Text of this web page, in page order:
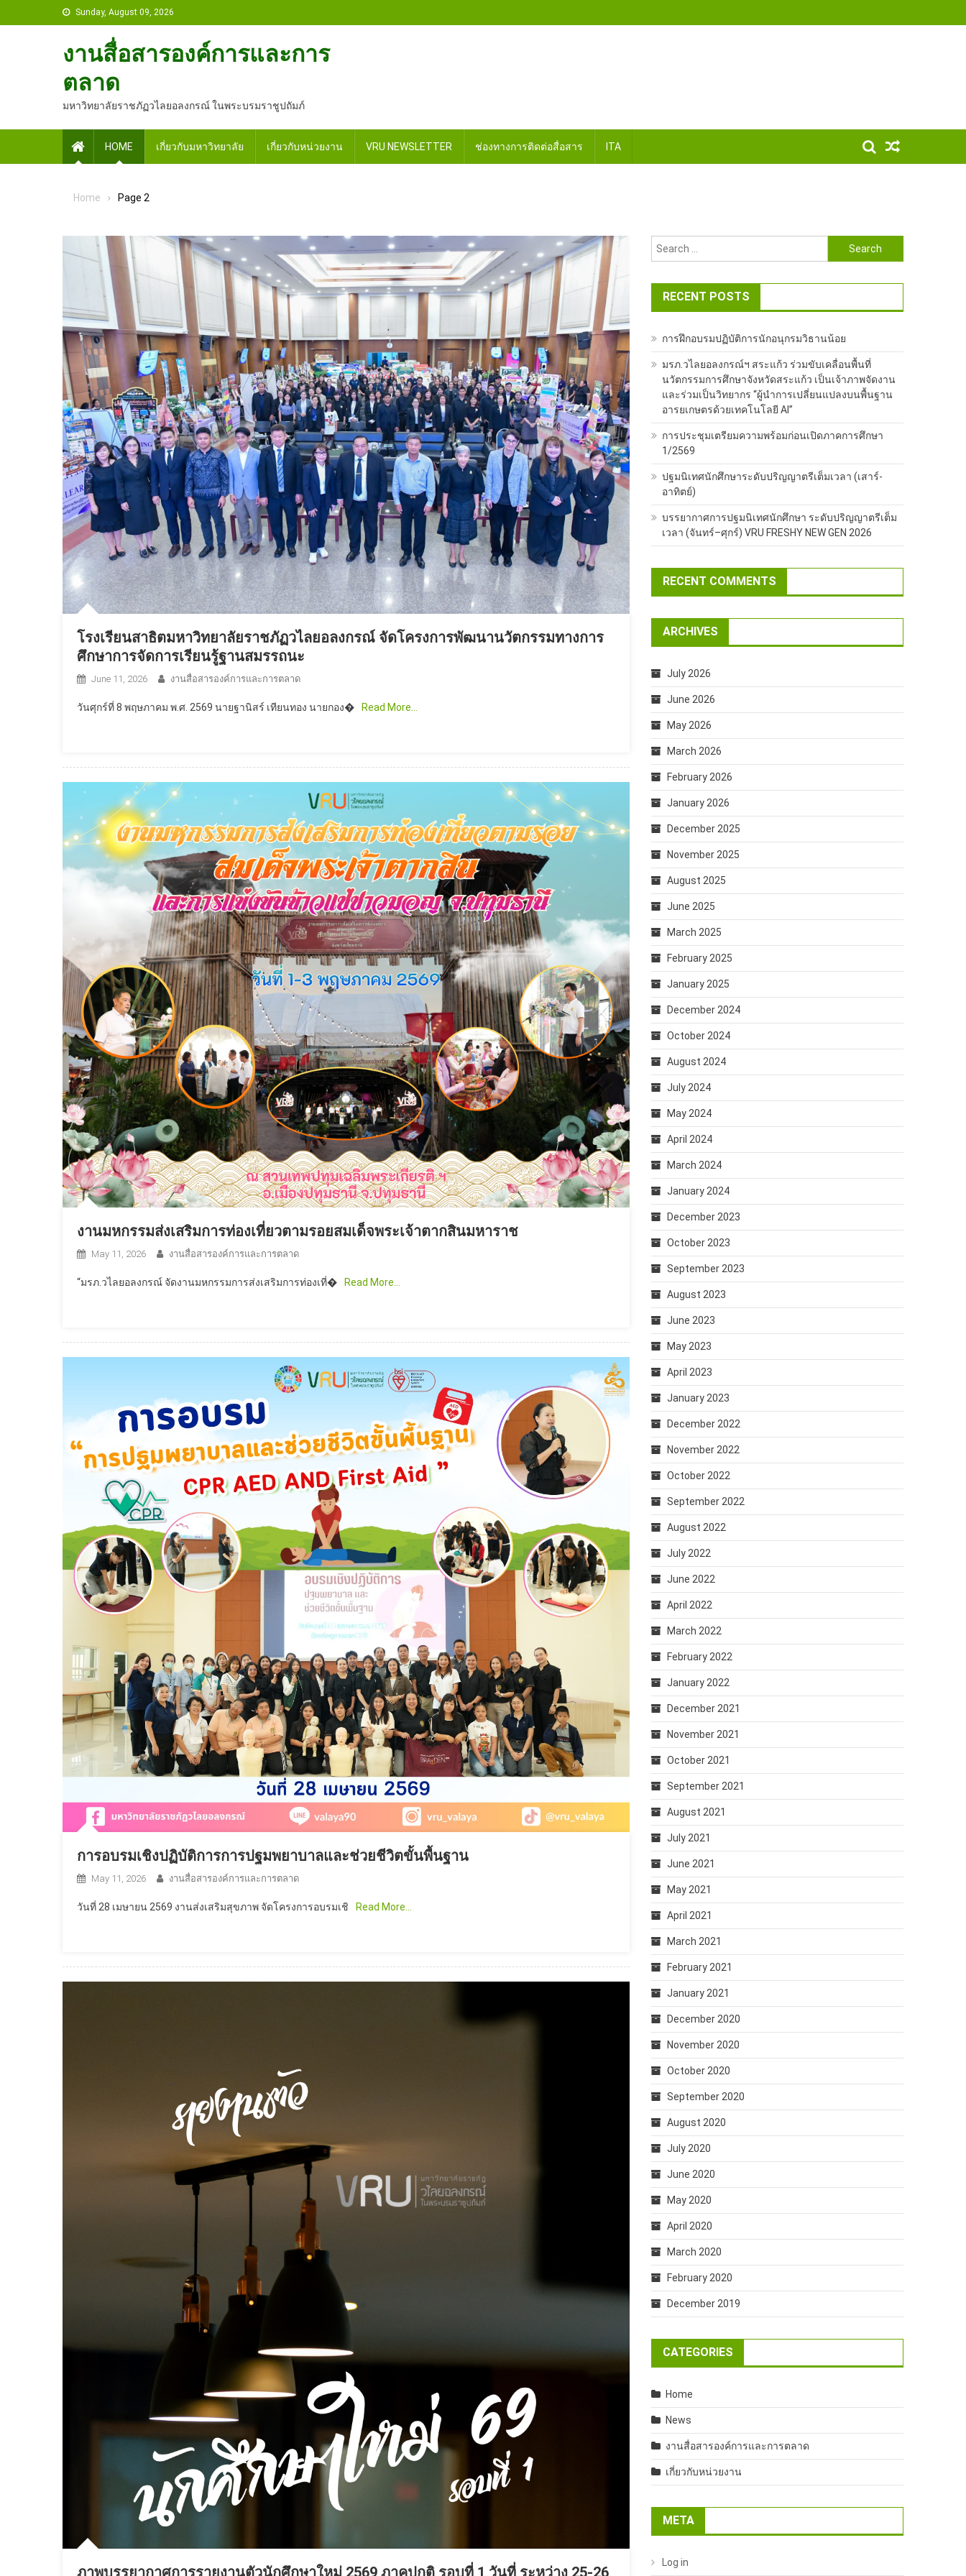
to
Sunday, August 09, 2026
งานสื่อสารองค์การและการ
ตลาด
มหาวิทยาลัยราชภัฏวไลยอลงกรณ์ ในพระบรมราชูปถัมภ์
Home
HOME เกี่ยวกับมหาวิทยาลัย เกี่ยวกับหน่วยงาน VRU NEWSLETTER ช่องทางการติดต่อสื่อสาร ITA
Home Page 2
โรงเรียนสาธิตมหาวิทยาลัยราชภัฏวไลยอลงกรณ์ จัดโครงการพัฒนานวัตกรรมทางการ
ศึกษาการจัดการเรียนรู้ฐานสมรรถนะ
June 11, 2026 งานสื่อสารองค์การและการตลาด
วันศุกร์ที่ 8 พฤษภาคม พ.ศ. 2569 นายฐานิสร์ เทียนทอง นายกอง� Read More…
งานมหกรรมส่งเสริมการท่องเที่ยวตามรอยสมเด็จพระเจ้าตากสินมหาราช
May 11, 2026 งานสื่อสารองค์การและการตลาด
“มรภ.วไลยอลงกรณ์ จัดงานมหกรรมการส่งเสริมการท่องเที่� Read More…
การอบรมเชิงปฏิบัติการการปฐมพยาบาลและช่วยชีวิตขั้นพื้นฐาน
May 11, 2026 งานสื่อสารองค์การและการตลาด
วันที่ 28 เมษายน 2569 งานส่งเสริมสุขภาพ จัดโครงการอบรมเชิ Read More…
Search
for:
RECENT POSTS
การฝึกอบรมปฏิบัติการนักอนุกรมวิธานน้อย
มรภ.วไลยอลงกรณ์ฯ สระแก้ว ร่วมขับเคลื่อนพื้นที่
นวัตกรรมการศึกษาจังหวัดสระแก้ว เป็นเจ้าภาพจัดงาน
และร่วมเป็นวิทยากร “ผู้นำการเปลี่ยนแปลงบนพื้นฐาน
อารยเกษตรด้วยเทคโนโลยี AI”
การประชุมเตรียมความพร้อมก่อนเปิดภาคการศึกษา
1/2569
ปฐมนิเทศนักศึกษาระดับปริญญาตรีเต็มเวลา (เสาร์-
อาทิตย์)
บรรยากาศการปฐมนิเทศนักศึกษา ระดับปริญญาตรีเต็ม
เวลา (จันทร์–ศุกร์) VRU FRESHY NEW GEN 2026
RECENT COMMENTS
ARCHIVES
July 2026
June 2026
May 2026
March 2026
February 2026
January 2026
December 2025
November 2025
August 2025
June 2025
March 2025
February 2025
January 2025
December 2024
October 2024
August 2024
July 2024
May 2024
April 2024
March 2024
January 2024
December 2023
October 2023
September 2023
August 2023
June 2023
May 2023
April 2023
January 2023
December 2022
November 2022
October 2022
September 2022
August 2022
July 2022
June 2022
April 2022
March 2022
February 2022
January 2022
December 2021
November 2021
October 2021
September 2021
August 2021
July 2021
June 2021
May 2021
April 2021
March 2021
February 2021
January 2021
December 2020
November 2020
October 2020
September 2020
August 2020
July 2020
June 2020
May 2020
April 2020
March 2020
February 2020
December 2019
CATEGORIES
Home
News
งานสื่อสารองค์การและการตลาด
เกี่ยวกับหน่วยงาน
META
Log in